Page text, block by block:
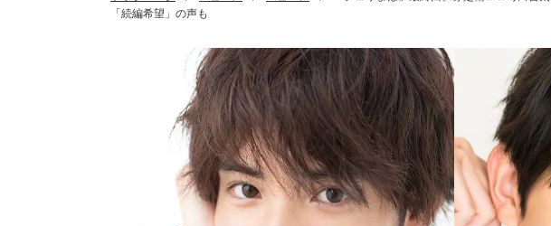
「続編希望」の声も